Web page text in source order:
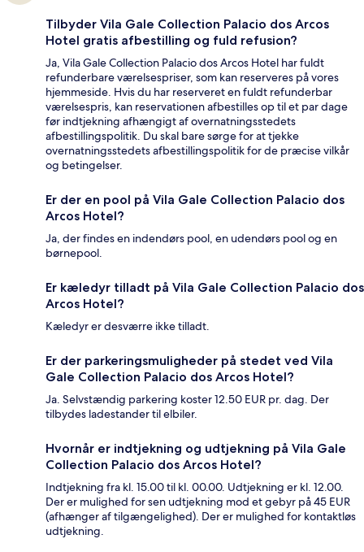
Tilbyder Vila Gale Collection Palacio dos Arcos
Hotel gratis afbestilling og fuld refusion?
Ja, Vila Gale Collection Palacio dos Arcos Hotel har fuldt
refunderbare værelsespriser, som kan reserveres på vores
hjemmeside. Hvis du har reserveret en fuldt refunderbar
værelsespris, kan reservationen afbestilles op til et par dage
før indtjekning afhængigt af overnatningsstedets
afbestillingspolitik. Du skal bare sørge for at tjekke
overnatningsstedets afbestillingspolitik for de præcise vilkår
og betingelser.
Er der en pool på Vila Gale Collection Palacio dos
Arcos Hotel?
Ja, der findes en indendørs pool, en udendørs pool og en
børnepool.
Er kæledyr tilladt på Vila Gale Collection Palacio dos
Arcos Hotel?
Kæledyr er desværre ikke tilladt.
Er der parkeringsmuligheder på stedet ved Vila
Gale Collection Palacio dos Arcos Hotel?
Ja. Selvstændig parkering koster 12.50 EUR pr. dag. Der
tilbydes ladestander til elbiler.
Hvornår er indtjekning og udtjekning på Vila Gale
Collection Palacio dos Arcos Hotel?
Indtjekning fra kl. 15.00 til kl. 00.00. Udtjekning er kl. 12.00.
Der er mulighed for sen udtjekning mod et gebyr på 45 EUR
(afhænger af tilgængelighed). Der er mulighed for kontaktløs
udtjekning.